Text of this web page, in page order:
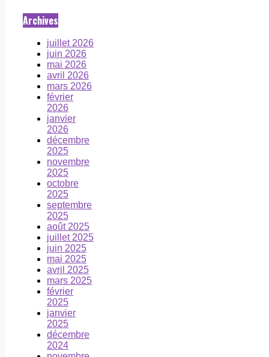
Archives
juillet 2026
juin 2026
mai 2026
avril 2026
mars 2026
février
2026
janvier
2026
décembre
2025
novembre
2025
octobre
2025
septembre
2025
août 2025
juillet 2025
juin 2025
mai 2025
avril 2025
mars 2025
février
2025
janvier
2025
décembre
2024